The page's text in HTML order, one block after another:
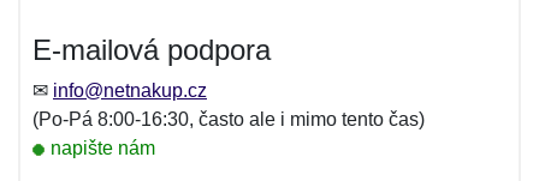
E-mailová podpora
✉ info@netnakup.cz
(Po-Pá 8:00-16:30, často ale i mimo tento čas)
napište nám